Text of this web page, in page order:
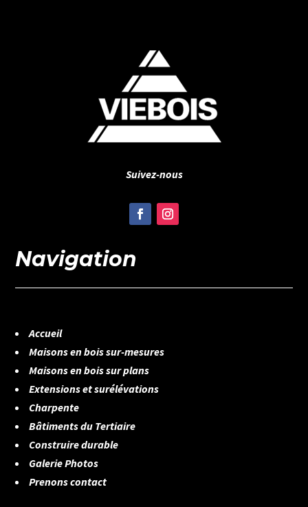
Suivez-nous
Navigation
Accueil
Maisons en bois sur-mesures
Maisons en bois sur plans
Extensions et surélévations
Charpente
Bâtiments du Tertiaire
Construire durable
Galerie Photos
Prenons contact